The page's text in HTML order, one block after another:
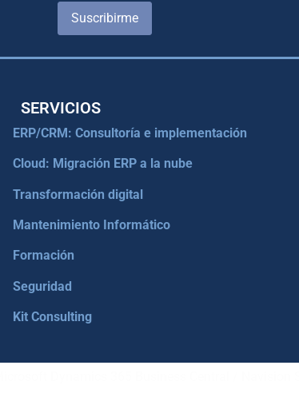
Suscribirme
SERVICIOS
ERP/CRM: Consultoría e implementación
Cloud: Migración ERP a la nube
Transformación digital
Mantenimiento Informático
Formación
Seguridad
Kit Consulting